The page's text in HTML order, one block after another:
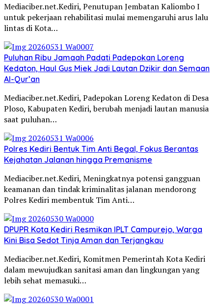
Mediaciber.net.Kediri, Penutupan Jembatan Kaliombo I
untuk pekerjaan rehabilitasi mulai memengaruhi arus lalu
lintas di Kota…
Puluhan Ribu Jamaah Padati Padepokan Loreng
Kedaton, Haul Gus Miek Jadi Lautan Dzikir dan Semaan
Al-Qur’an
Mediaciber.net.Kediri, Padepokan Loreng Kedaton di Desa
Ploso, Kabupaten Kediri, berubah menjadi lautan manusia
saat puluhan…
Polres Kediri Bentuk Tim Anti Begal, Fokus Berantas
Kejahatan Jalanan hingga Premanisme
Mediaciber.net.Kediri, Meningkatnya potensi gangguan
keamanan dan tindak kriminalitas jalanan mendorong
Polres Kediri membentuk Tim Anti…
DPUPR Kota Kediri Resmikan IPLT Campurejo, Warga
Kini Bisa Sedot Tinja Aman dan Terjangkau
Mediaciber.net.Kediri, Komitmen Pemerintah Kota Kediri
dalam mewujudkan sanitasi aman dan lingkungan yang
lebih sehat memasuki…